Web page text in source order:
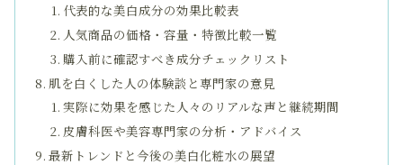
代表的な美白成分の効果比較表
人気商品の価格・容量・特徴比較一覧
購入前に確認すべき成分チェックリスト
肌を白くした人の体験談と専門家の意見
実際に効果を感じた人々のリアルな声と継続期間
皮膚科医や美容専門家の分析・アドバイス
最新トレンドと今後の美白化粧水の展望